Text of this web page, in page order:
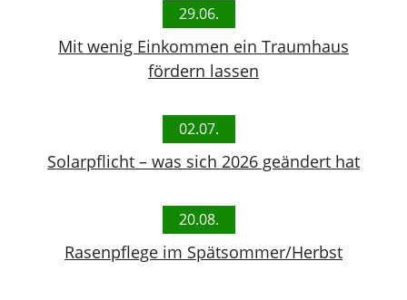
29.06.
Mit wenig Einkommen ein Traumhaus
fördern lassen
02.07.
Solarpflicht – was sich 2026 geändert hat
20.08.
Rasenpflege im Spätsommer/Herbst